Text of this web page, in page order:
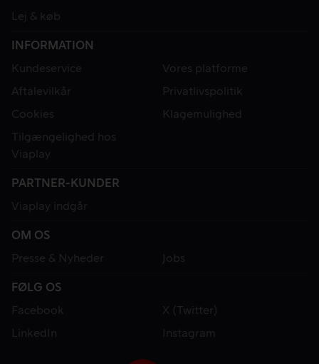
Lej & køb
INFORMATION
Kundeservice
Vores platforme
Aftalevilkår
Privatlivspolitik
Cookies
Klagemulighed
Tilgængelighed hos
Viaplay
PARTNER-KUNDER
Viaplay indgår
OM OS
Presse & Nyheder
Jobs
FØLG OS
Facebook
X (Twitter)
LinkedIn
Instagram